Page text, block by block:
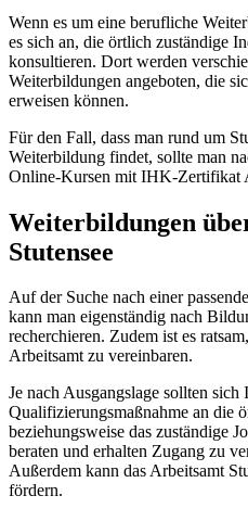
Wenn es um eine berufliche
es sich an, die örtlich zuständige
konsultieren. Dort werden
Weiterbildungen angeboten, die
erweisen können.
Für den Fall, dass man rund um
Weiterbildung findet, sollte man
Online-Kursen mit IHK-Zertifikat
Weiterbildungen
Stutensee
Auf der Suche nach einer
kann man eigenständig nach
recherchieren. Zudem ist es
Arbeitsamt zu vereinbaren.
Je nach Ausgangslage sollten
Qualifizierungsmaßnahme an die
beziehungsweise das zuständige
beraten und erhalten Zugang zu
Außerdem kann das Arbeitsamt
fördern.